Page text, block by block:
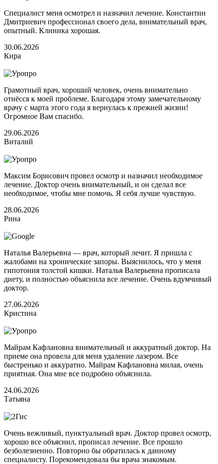
Специалист меня осмотрел и назначил лечение. Константин
Дмитриевич профессионал своего дела, внимательный врач,
опытный. Клиника хорошая.
30.06.2026
Кира
Грамотный врач, хороший человек, очень внимательно
отнёсся к моей проблеме. Благодаря этому замечательному
врачу с марта этого года я вернулась к прежней жизни!
Огромное Вам спасибо.
29.06.2026
Виталий
Максим Борисович провел осмотр и назначил необходимое
лечение. Доктор очень внимательный, и он сделал все
необходимое, чтобы мне помочь. Я себя лучше чувствую.
28.06.2026
Рина
Наталья Валерьевна — врач, который лечит. Я пришла с
жалобами на хронические запоры. Выяснилось, что у меня
гипотония толстой кишки. Наталья Валерьевна прописала
диету, и полностью объяснила все лечение. Очень вдумчивый
доктор.
27.06.2026
Кристина
Майрам Кафлановна внимательный и аккуратный доктор. На
приеме она провела для меня удаление лазером. Все
быстренько и аккуратно. Майрам Кафлановна милая, очень
приятная. Она мне все подробно объяснила.
24.06.2026
Татьяна
Очень вежливый, пунктуальный врач. Доктор провел осмотр,
хорошо все объяснил, прописал лечение. Все прошло
безболезненно. Повторно бы обратилась к данному
специалисту. Порекомендовала бы врача знакомым.